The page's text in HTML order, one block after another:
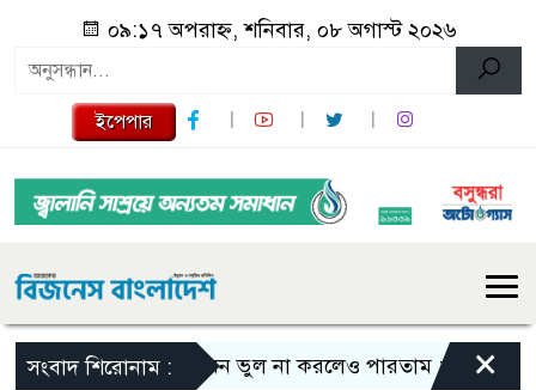
০৯:১৭ অপরাহ্ন, শনিবার, ০৮ অগাস্ট ২০২৬
ইপেপার
সংবাদ শিরোনাম :এমন ভুল না করলেও পারতাম : শাকিব খান
×